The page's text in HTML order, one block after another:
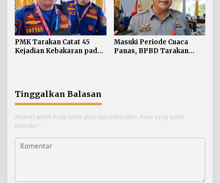
PMK Tarakan Catat 45
Kejadian Kebakaran pada
Masuki Periode Cuaca
Panas, BPBD Tarakan
Tinggalkan Balasan
Alamat email Anda tidak akan dipublikasikan. Ruas yang wajib
ditandai *